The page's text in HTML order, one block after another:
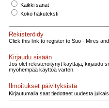
Kaikki sanat
Koko hakuteksti
Rekisteröidy
Click this link to register to Suo - Mires and
Kirjaudu sisään
Jos olet rekisteröitynyt käyttäjä, kirjaudu
myöhempää käyttöä varten.
Ilmoitukset päivityksistä
Kirjautumalla saat tiedotteet uudesta